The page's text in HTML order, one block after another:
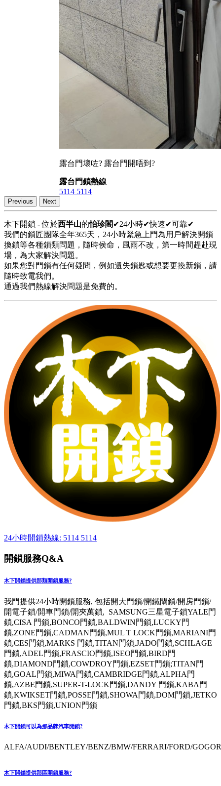
露台門壞咗? 露台門開唔到?
露台門鎖熱線
5114 5114
Previous Next
木下開鎖 - 位於西半山的怡珍閣 ✔24小時✔快速✔可靠✔
我們的鎖匠團隊全年365天，24小時緊急上門為用戶解決開鎖
換鎖等各種鎖類問題，隨時侯命，風雨不改，第一時間趕赴現
場，為大家解決問題。
如果您對門鎖有任何疑問，例如遺失鎖匙或想要更換新鎖，請
隨時致電我們。
通過我們熱線解決問題是免費的。
24小時開鎖熱線: 5114 5114
開鎖服務Q&A
木下開鎖提供那類開鎖服務?
我門提供24小時開鎖服務, 包括開大門鎖/開鐵閘鎖/開房門鎖/
開電子鎖/開車門鎖/開夾萬鎖, SAMSUNG三星電子鎖YALE門
鎖,CISA 門鎖,BONCO門鎖,BALDWIN門鎖,LUCKY門
鎖,ZONE門鎖,CADMAN門鎖,MUL T LOCK門鎖,MARIANI門
鎖,CES門鎖,MARKS 門鎖,TITAN門鎖,JADO門鎖,SCHLAGE
門鎖,ADEL門鎖,FRASCIO門鎖,ISEO門鎖,BIRD門
鎖,DIAMOND門鎖,COWDROY門鎖,EZSET門鎖;TITAN門
鎖,GOAL門鎖,MIWA門鎖,CAMBRIDGE門鎖,ALPHA門
鎖,AZBE門鎖,SUPER-T-LOCK門鎖,DANDY 門鎖,KABA門
鎖,KWIKSET門鎖,POSSE門鎖,SHOWA門鎖,DOM門鎖,JETKO
門鎖,BKS門鎖,UNION門鎖
木下開鎖可以為那品牌汽車開鎖?
ALFA/AUDI/BENTLEY/BENZ/BMW/FERRARI/FORD/
木下開鎖提供那區開鎖服務?